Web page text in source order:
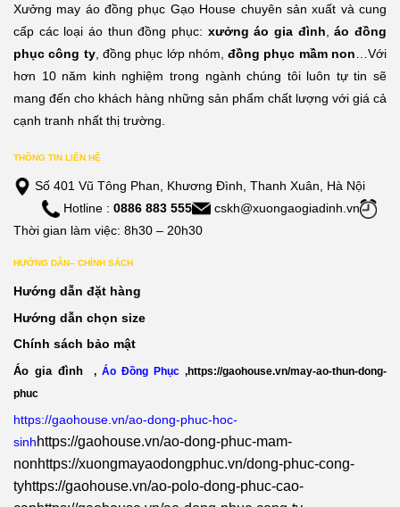
Xưởng may áo đồng phục Gạo House chuyên sản xuất và cung
cấp các loại áo thun đồng phục: xưởng áo gia đình ,áo đồng
phục công ty, đồng phục lớp nhóm,đồng phục mầm non …Với
hơn 10 năm kinh nghiệm trong ngành chúng tôi luôn tự tin sẽ
mang đến cho khách hàng những sản phẩm chất lượng với giá cả
cạnh tranh nhất thị trường.
THÔNG TIN LIÊN HỆ
Số 401 Vũ Tông Phan, Khương Đình, Thanh Xuân, Hà Nội
Hotline : 0886 883 555
cskh@xuongaogiadinh.vn
Thời gian làm việc: 8h30 – 20h30
HƯỚNG DẪN– CHÍNH SÁCH
Hướng dẫn đặt hàng
Hướng dẫn chọn size
Chính sách bảo mật
Áo gia đình , Áo Đồng Phục ,https://gaohouse.vn/may-ao-thun-dong-
phuc
https://gaohouse.vn/ao-dong-phuc-hoc-
sinhhttps://gaohouse.vn/ao-dong-phuc-mam-
nonhttps://xuongmayaodongphuc.vn/dong-phuc-cong-
tyhttps://gaohouse.vn/ao-polo-dong-phuc-cao-